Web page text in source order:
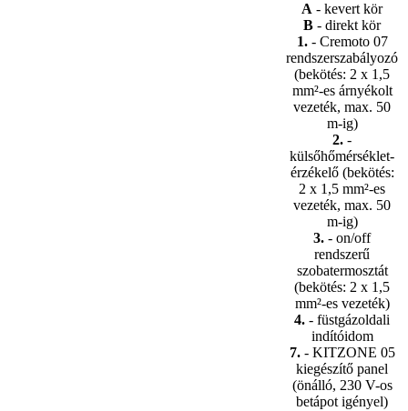
A - kevert kör
B - direkt kör
1.- Cremoto 07
rendszerszabályozó
(bekötés: 2 x 1,5
mm²-es árnyékolt
vezeték, max. 50
m-ig)
2. -
külsőhőmérséklet-
érzékelő (bekötés:
2 x 1,5 mm²-es
vezeték, max. 50
m-ig)
3. - on/off
rendszerű
szobatermosztát
(bekötés: 2 x 1,5
mm²-es vezeték)
4. - füstgázoldali
indítóidom
7.- KITZONE 05
kiegészítő panel
(önálló, 230 V-os
betápot igényel)